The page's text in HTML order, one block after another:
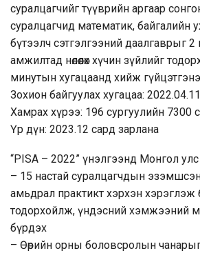
суралцагчийг түүврийн аргаар
суралцагчид математик, байгалийн
бүтээлч сэтгэлгээний даалгаврыг 2
амжилтад нөлөөлөх хүчин зүйлийг
минутын хугацаанд хийж
Зохион байгуулах хугацаа:
Хамрах хүрээ: 196 сургуулийн 7300
Үр дүн: 2023.12 сард зарлана
“PISA – 2022” үнэлгээнд Монгол
– 15 настай суралцагчдын
амьдрал практикт хэрхэн хэрэглэж
тодорхойлж, үндэсний хэмжээний
бүрдэх
– Өөрийн орны боловсролын